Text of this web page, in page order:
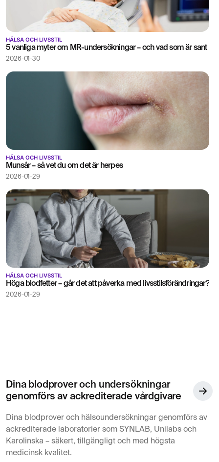
HÄLSA OCH LIVSSTIL
5 vanliga myter om MR-undersökningar – och vad som är sant
2026-01-30
HÄLSA OCH LIVSSTIL
Munsår – så vet du om det är herpes
2026-01-29
HÄLSA OCH LIVSSTIL
Höga blodfetter – går det att påverka med livsstilsförändringar?
2026-01-29
Dina blodprover och undersökningar
genomförs av ackrediterade vårdgivare
Dina blodprover och hälsoundersökningar genomförs av
ackrediterade laboratorier som SYNLAB, Unilabs och
Karolinska – säkert, tillgängligt och med högsta
medicinsk kvalitet.